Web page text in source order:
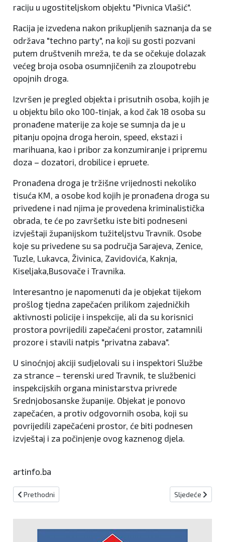
raciju u ugostiteljskom objektu "Pivnica Vlašić".
Racija je izvedena nakon prikupljenih saznanja da se
održava "techno party", na koji su gosti pozvani
putem društvenih mreža, te da se očekuje dolazak
većeg broja osoba osumnjičenih za zloupotrebu
opojnih droga.
Izvršen je pregled objekta i prisutnih osoba, kojih je
u objektu bilo oko 100-tinjak, a kod čak 18 osoba su
pronađene materije za koje se sumnja da je u
pitanju opojna droga heroin, speed, ekstazi i
marihuana, kao i pribor za konzumiranje i pripremu
doza – dozatori, drobilice i epruete.
Pronađena droga je tržišne vrijednosti nekoliko
tisuća KM, a osobe kod kojih je pronađena droga su
privedene i nad njima je provedena kriminalistička
obrada, te će po završetku iste biti podneseni
izvještaji županijskom tužiteljstvu Travnik. Osobe
koje su privedene su sa područja Sarajeva, Zenice,
Tuzle, Lukavca, Živinica, Zavidovića, Kaknja,
Kiseljaka,Busovače i Travnika.
Interesantno je napomenuti da je objekat tijekom
prošlog tjedna zapečaćen prilikom zajedničkih
aktivnosti policije i inspekcije, ali da su korisnici
prostora povrijedili zapečaćeni prostor, zatamnili
prozore i stavili natpis "privatna zabava".
U sinoćnjoj akciji sudjelovali su i inspektori Službe
za strance – terenski ured Travnik, te službenici
inspekcijskih organa ministarstva privrede
Srednjobosanske županije. Objekat je ponovo
zapečaćen, a protiv odgovornih osoba, koji su
povrijedili zapečaćeni prostor, će biti podnesen
izvještaj i za počinjenje ovog kaznenog djela.
artinfo.ba
Prethodni članak: Busovača: Nekoliko tisuća ljudi ispratilo Ensara
Prethodni Sljedeći članak:
Sljedeće